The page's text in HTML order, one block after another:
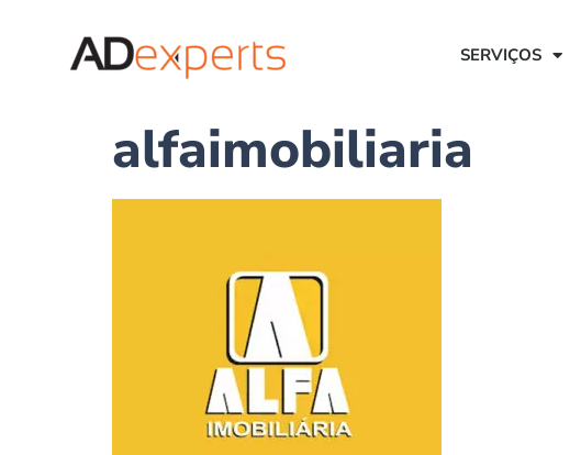
SERVIÇOS
alfaimobiliaria